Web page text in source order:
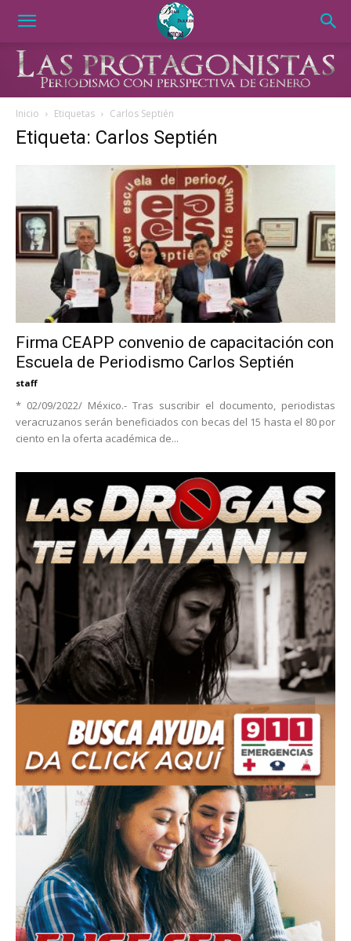
Inicio Etiquetas Carlos Septién
Etiqueta: Carlos Septién
Firma CEAPP convenio de capacitación con
Escuela de Periodismo Carlos Septién
staff
* 02/09/2022/ México.- Tras suscribir el documento, periodistas
veracruzanos serán beneficiados con becas del 15 hasta el 80 por
ciento en la oferta académica de...